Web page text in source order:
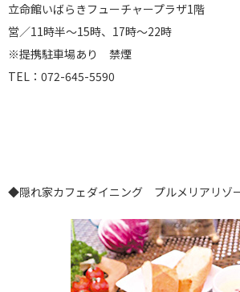
立命館いばらきフューチャープラザ1階
営／11時半～15時、17時～22時
※提携駐車場あり 禁煙
TEL：072-645-5590
◆隠れ家カフェダイニング プルメリアリゾ